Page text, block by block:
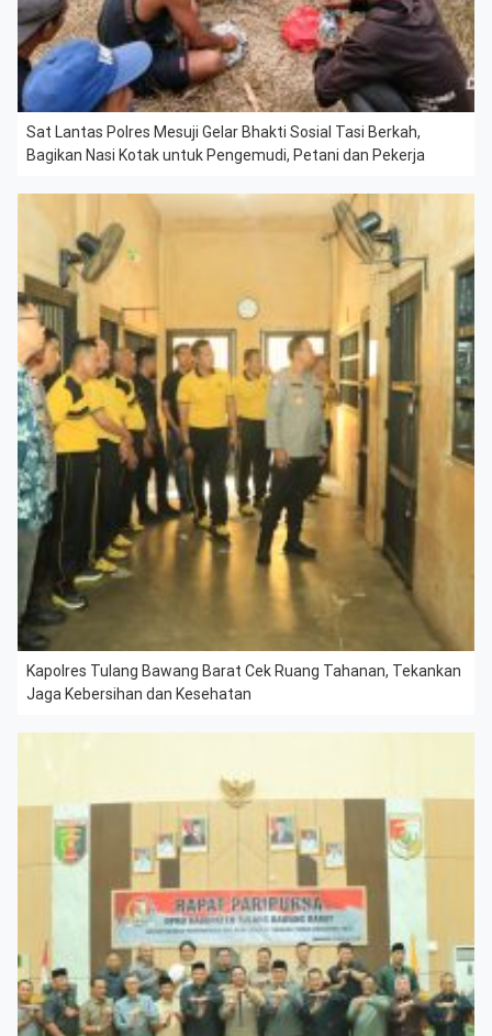
Sat Lantas Polres Mesuji Gelar Bhakti Sosial Tasi Berkah,
Bagikan Nasi Kotak untuk Pengemudi, Petani dan Pekerja
Kapolres Tulang Bawang Barat Cek Ruang Tahanan, Tekankan
Jaga Kebersihan dan Kesehatan